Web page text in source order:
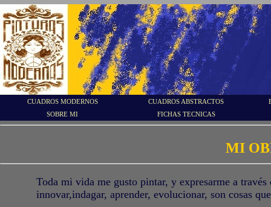
CUADROS MODERNOS CUADROS ABSTRACTOS
SOBRE MI
FICHAS TECNICAS
MI
Toda mi vida me gusto pintar, y expresarme a
innovar,indagar, aprender, evolucionar, son cosas